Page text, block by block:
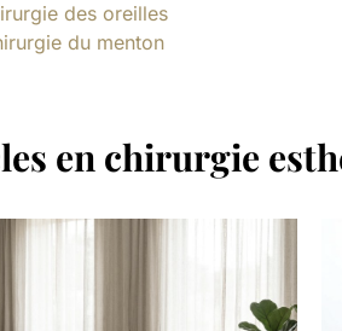
des oreilles
du menton
en chirurgie